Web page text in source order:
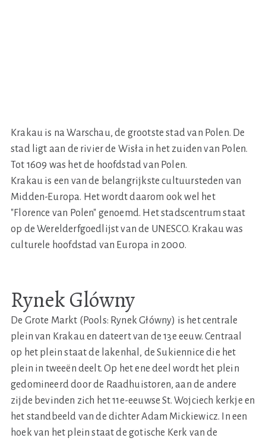
Krakau is na Warschau, de grootste stad van Polen. De
stad ligt aan de rivier de Wisła in het zuiden van Polen.
Tot 1609 was het de hoofdstad van Polen.
Krakau is een van de belangrijkste cultuursteden van
Midden-Europa. Het wordt daarom ook wel het
"Florence van Polen" genoemd. Het stadscentrum staat
op de Werelderfgoedlijst van de UNESCO. Krakau was
culturele hoofdstad van Europa in 2000.
Rynek Glówny
De Grote Markt (Pools: Rynek Główny) is het centrale
plein van Krakau en dateert van de 13e eeuw. Centraal
op het plein staat de lakenhal, de Sukiennice die het
plein in tweeën deelt. Op het ene deel wordt het plein
gedomineerd door de Raadhuistoren, aan de andere
zijde bevinden zich het 11e-eeuwse St. Wojciech kerkje en
het standbeeld van de dichter Adam Mickiewicz. In een
hoek van het plein staat de gotische Kerk van de